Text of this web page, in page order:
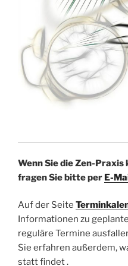
Wenn Sie die Zen-Praxis
fragen Sie bitte per E-
Auf der Seite
Informationen zu
reguläre Termine
Sie erfahren außerdem,
statt findet .